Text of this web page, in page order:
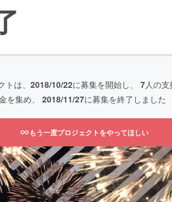
は、 2018/10/22に募集を開始し、 7人の支
を集め、 2018/11/27に募集を終了しました
もう一度プロジェクトをやってほしい